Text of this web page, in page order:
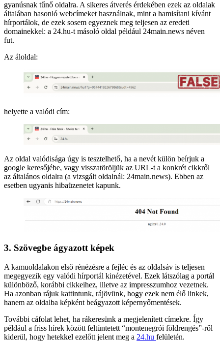
gyanúsnak tűnő oldalra. A sikeres átverés érdekében ezek az oldalak
általában hasonló webcímeket használnak, mint a hamisítani kívánt
hírportálok, de ezek sosem egyeznek meg teljesen az eredeti
domainekkel: a 24.hu-t másoló oldal például 24main.news néven
fut.
Az áloldal:
helyette a valódi cím:
Az oldal valódisága úgy is tesztelhető, ha a nevét külön beírjuk a
google keresőjébe, vagy visszatöröljük az URL-t a konkrét cikkről
az általános oldalra (a vizsgált oldalnál: 24main.news). Ebben az
esetben ugyanis hibaüzenetet kapunk.
3. Szövegbe ágyazott képek
A kamuoldalakon első rénézésre a fejléc és az oldalsáv is teljesen
megegyezik egy valódi hírportál kinézetével. Ezek látszólag a portál
különböző, korábbi cikkeihez, illetve az impresszumhoz vezetnek.
Ha azonban rájuk kattintunk, rájövünk, hogy ezek nem élő linkek,
hanem az oldalba képként beágyazott képernyőmentések.
További cáfolat lehet, ha rákeresünk a megjelenített címekre. Így
például a friss hírek között feltüntetett “montenegrói földrengés”-ről
kiderül, hogy hetekkel ezelőtt jelent meg a 24.hu felületén.